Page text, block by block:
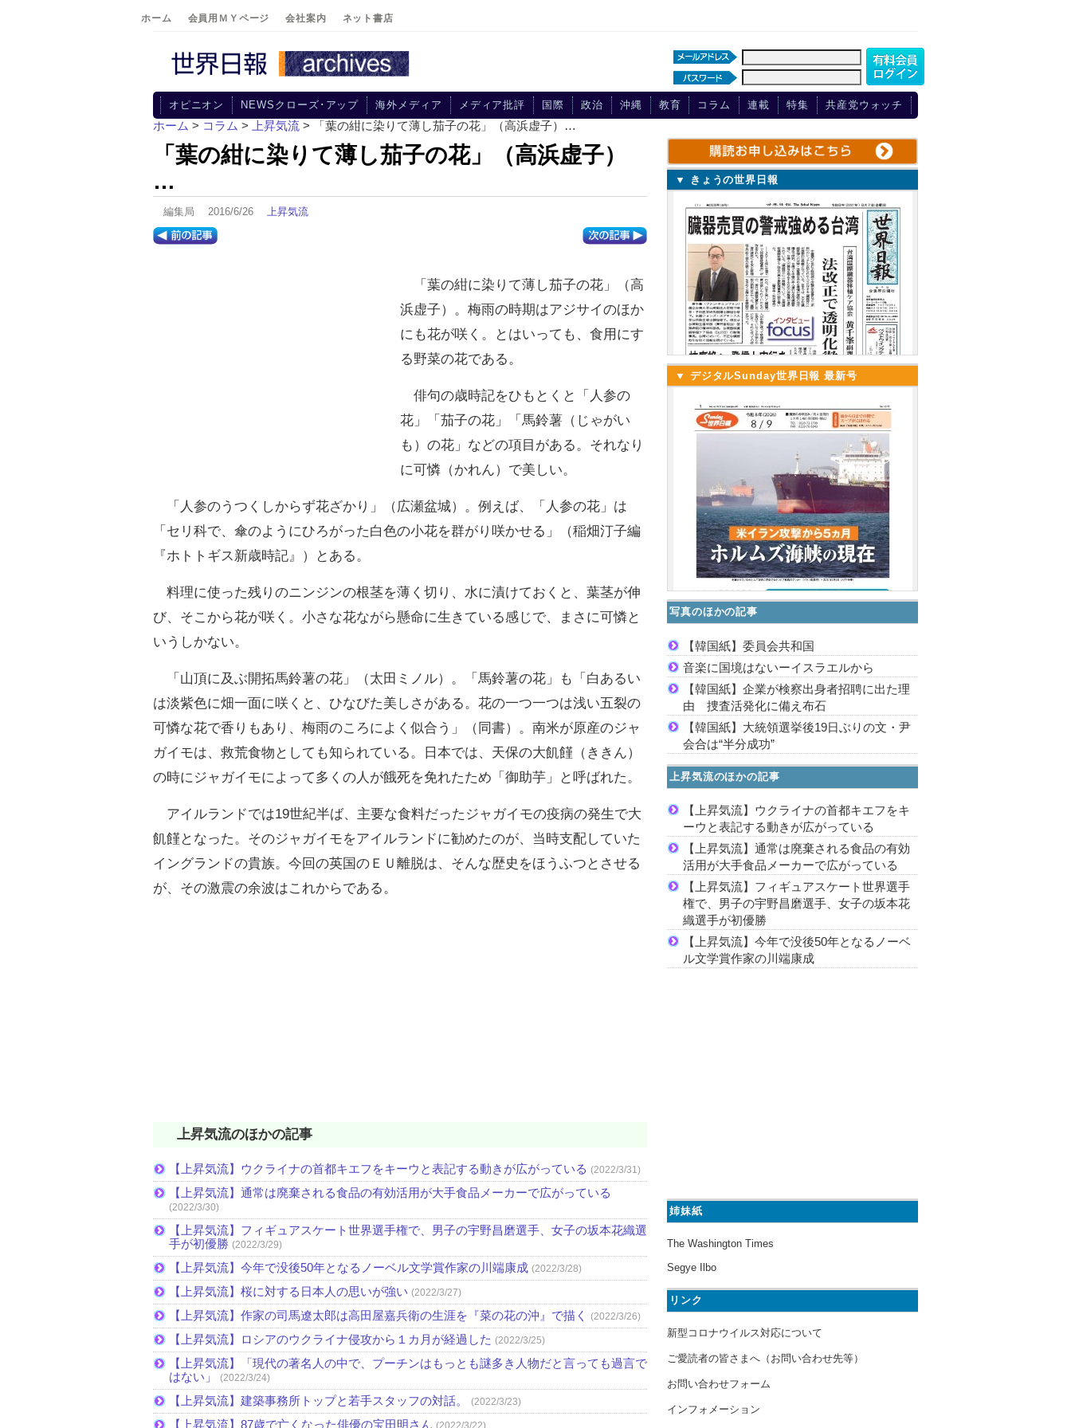
ホーム 会員用ＭＹページ 会社案内 ネット書店
オピニオン NEWSクローズ･アップ 海外メディア メディア批評 国際 政治 沖縄 教育 コラム 連載 特集 共産党ウォッチ
ホーム > コラム > 上昇気流 > 「葉の紺に染りて薄し茄子の花」（高浜虚子）…
「葉の紺に染りて薄し茄子の花」（高浜虚子）
…
編集局 2016/6/26 上昇気流
「葉の紺に染りて薄し茄子の花」（高
浜虚子）。梅雨の時期はアジサイのほか
にも花が咲く。とはいっても、食用にす
る野菜の花である。
俳句の歳時記をひもとくと「人参の
花」「茄子の花」「馬鈴薯（じゃがい
も）の花」などの項目がある。それなり
に可憐（かれん）で美しい。
「人参のうつくしからず花ざかり」（広瀬盆城）。例えば、「人参の花」は
「セリ科で、傘のようにひろがった白色の小花を群がり咲かせる」（稲畑汀子編
『ホトトギス新歳時記』）とある。
料理に使った残りのニンジンの根茎を薄く切り、水に漬けておくと、葉茎が伸
び、そこから花が咲く。小さな花ながら懸命に生きている感じで、まさに可憐と
いうしかない。
「山頂に及ぶ開拓馬鈴薯の花」（太田ミノル）。「馬鈴薯の花」も「白あるい
は淡紫色に畑一面に咲くと、ひなびた美しさがある。花の一つ一つは浅い五裂の
可憐な花で香りもあり、梅雨のころによく似合う」（同書）。南米が原産のジャ
ガイモは、救荒食物としても知られている。日本では、天保の大飢饉（ききん）
の時にジャガイモによって多くの人が餓死を免れたため「御助芋」と呼ばれた。
アイルランドでは19世紀半ば、主要な食料だったジャガイモの疫病の発生で大
飢饉となった。そのジャガイモをアイルランドに勧めたのが、当時支配していた
イングランドの貴族。今回の英国のＥＵ離脱は、そんな歴史をほうふつとさせる
が、その激震の余波はこれからである。
上昇気流のほかの記事
【上昇気流】ウクライナの首都キエフをキーウと表記する動きが広がっている (2022/3/31)
【上昇気流】通常は廃棄される食品の有効活用が大手食品メーカーで広がっている
(2022/3/30)
【上昇気流】フィギュアスケート世界選手権で、男子の宇野昌磨選手、女子の坂本花織選
手が初優勝 (2022/3/29)
【上昇気流】今年で没後50年となるノーベル文学賞作家の川端康成 (2022/3/28)
【上昇気流】桜に対する日本人の思いが強い (2022/3/27)
【上昇気流】作家の司馬遼太郎は高田屋嘉兵衛の生涯を『菜の花の沖』で描く (2022/3/26)
【上昇気流】ロシアのウクライナ侵攻から１カ月が経過した (2022/3/25)
【上昇気流】「現代の著名人の中で、プーチンはもっとも謎多き人物だと言っても過言で
はない」
(2022/3/24)
【上昇気流】建築事務所トップと若手スタッフの対話。 (2022/3/23)
【上昇気流】87歳で亡くなった俳優の宝田明さん (2022/3/22)
▼ きょうの世界日報
▼ デジタルSunday世界日報 最新号
写真のほかの記事
【韓国紙】委員会共和国
音楽に国境はないーイスラエルから
【韓国紙】企業が検察出身者招聘に出た理
由 捜査活発化に備え布石
【韓国紙】大統領選挙後19日ぶりの文・尹
会合は“半分成功”
上昇気流のほかの記事
【上昇気流】ウクライナの首都キエフをキ
ーウと表記する動きが広がっている
【上昇気流】通常は廃棄される食品の有効
活用が大手食品メーカーで広がっている
【上昇気流】フィギュアスケート世界選手
権で、男子の宇野昌磨選手、女子の坂本花
織選手が初優勝
【上昇気流】今年で没後50年となるノーベ
ル文学賞作家の川端康成
姉妹紙
The Washington Times
Segye Ilbo
リンク
新型コロナウイルス対応について
ご愛読者の皆さまへ（お問い合わせ先等）
お問い合わせフォーム
インフォメーション